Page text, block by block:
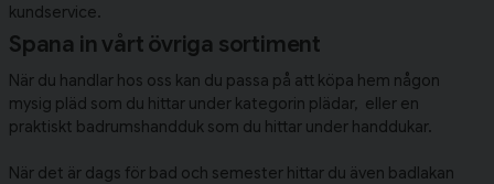
kundservice.
Spana in vårt övriga sortiment
När du handlar hos oss kan du passa på att köpa hem någon
mysig pläd som du hittar under kategorin plädar, eller en
praktiskt badrumshandduk som du hittar under handdukar.
När det är dags för bad och semester hittar du även badlakan